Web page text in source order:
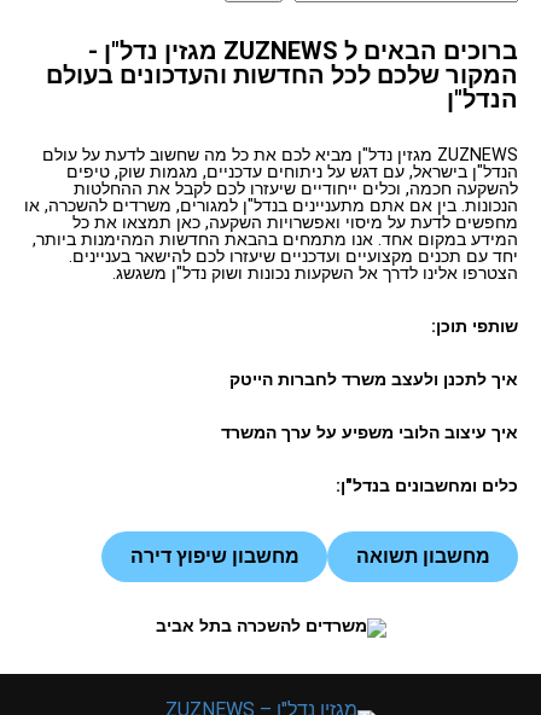
ברוכים הבאים ל ZUZNEWS מגזין נדל"ן -
המקור שלכם לכל החדשות והעדכונים בעולם
הנדל"ן
ZUZNEWS מגזין נדל"ן מביא לכם את כל מה שחשוב לדעת על עולם
הנדל"ן בישראל, עם דגש על ניתוחים עדכניים, מגמות שוק, טיפים
להשקעה חכמה, וכלים ייחודיים שיעזרו לכם לקבל את ההחלטות
הנכונות. בין אם אתם מתעניינים בנדל"ן למגורים, משרדים להשכרה, או
מחפשים לדעת על מיסוי ואפשרויות השקעה, כאן תמצאו את כל
המידע במקום אחד. אנו מתמחים בהבאת החדשות המהימנות ביותר,
יחד עם תכנים מקצועיים ועדכניים שיעזרו לכם להישאר בעניינים.
הצטרפו אלינו לדרך אל השקעות נכונות ושוק נדל"ן משגשג.
שותפי תוכן:
איך לתכנן ולעצב משרד לחברות הייטק
איך עיצוב הלובי משפיע על ערך המשרד
כלים ומחשבונים בנדל"ן:
מחשבון תשואה מחשבון שיפוץ דירה